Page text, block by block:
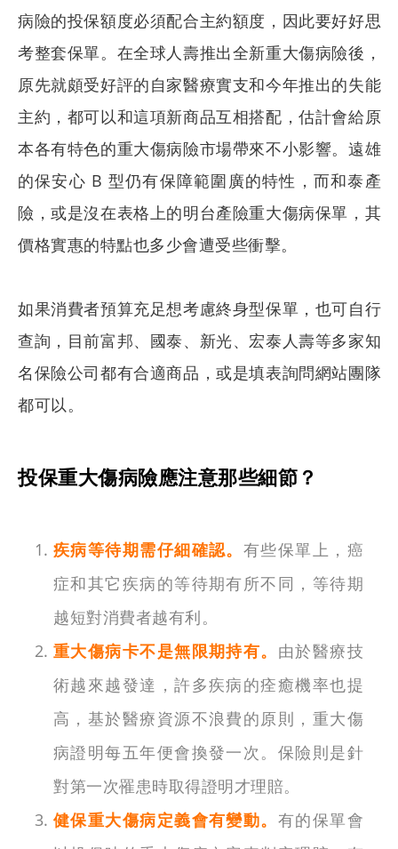
病險的投保額度必須配合主約額度，因此要好好思
考整套保單。在全球人壽推出全新重大傷病險後，
原先就頗受好評的自家醫療實支和今年推出的失能
主約，都可以和這項新商品互相搭配，估計會給原
本各有特色的重大傷病險市場帶來不小影響。遠雄
的保安心 B 型仍有保障範圍廣的特性，而和泰產
險，或是沒在表格上的明台產險重大傷病保單，其
價格實惠的特點也多少會遭受些衝擊。
如果消費者預算充足想考慮終身型保單，也可自行
查詢，目前富邦、國泰、新光、宏泰人壽等多家知
名保險公司都有合適商品，或是填表詢問網站團隊
都可以。
投保重大傷病險應注意那些細節？
疾病等待期需仔細確認。 有些保單上，癌
症和其它疾病的等待期有所不同，等待期
越短對消費者越有利。
重大傷病卡不是無限期持有。 由於醫療技
術越來越發達，許多疾病的痊癒機率也提
高，基於醫療資源不浪費的原則，重大傷
病證明每五年便會換發一次。保險則是針
對第一次罹患時取得證明才理賠。
健保重大傷病定義會有變動。 有的保單會